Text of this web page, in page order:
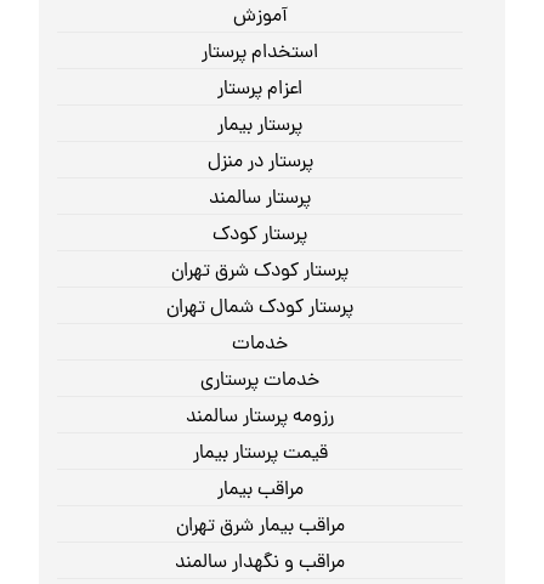
آموزش
استخدام پرستار
اعزام پرستار
پرستار بیمار
پرستار در منزل
پرستار سالمند
پرستار کودک
پرستار کودک شرق تهران
پرستار کودک شمال تهران
خدمات
خدمات پرستاری
رزومه پرستار سالمند
قیمت پرستار بیمار
مراقب بیمار
مراقب بیمار شرق تهران
مراقب و نگهدار سالمند